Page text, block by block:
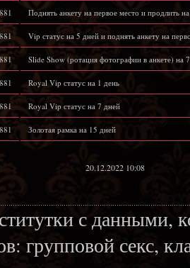
Поднять анкету на первое место и продлить
Vip статус на 5 дней и поднять анкету на
Slide Show (ротация фотографии в анкете) на
Royal Vip статус на 1 день
Royal Vip статус на 7 дней
Золотая рамка на 15 дней
20.12.2022 10:08
с данными,
групповой секс,